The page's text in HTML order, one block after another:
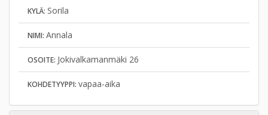
KYLÄ: Sorila
NIMI: Annala
OSOITE: Jokivalkamanmäki 26
KOHDETYYPPI: vapaa-aika